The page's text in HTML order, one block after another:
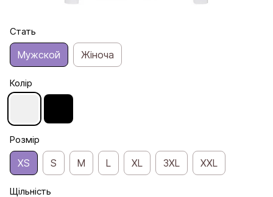
Стать
Мужской Жіноча
Колір
Розмір
XS S M L XL 3XL XXL
Щільність